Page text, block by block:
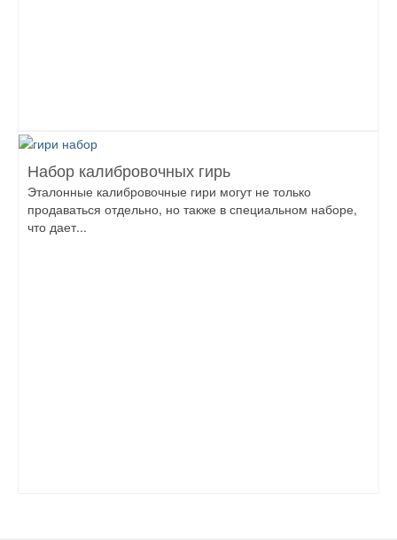
Набор калибровочных гирь
Эталонные калибровочные гири могут не только
продаваться отдельно, но также в специальном наборе,
что дает...